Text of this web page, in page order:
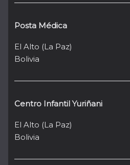
Posta Médica
El Alto (La Paz)
Bolivia
Centro Infantil Yuriñani
El Alto (La Paz)
Bolivia